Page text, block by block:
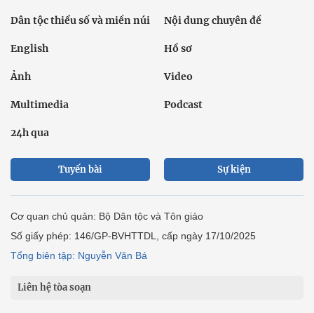
Dân tộc thiểu số và miền núi Nội dung chuyên đề
English Hồ sơ
Ảnh Video
Multimedia Podcast
24h qua
Tuyến bài Sự kiện
Cơ quan chủ quản: Bộ Dân tộc và Tôn giáo
Số giấy phép: 146/GP-BVHTTDL, cấp ngày 17/10/2025
Tổng biên tập: Nguyễn Văn Bá
Liên hệ tòa soạn